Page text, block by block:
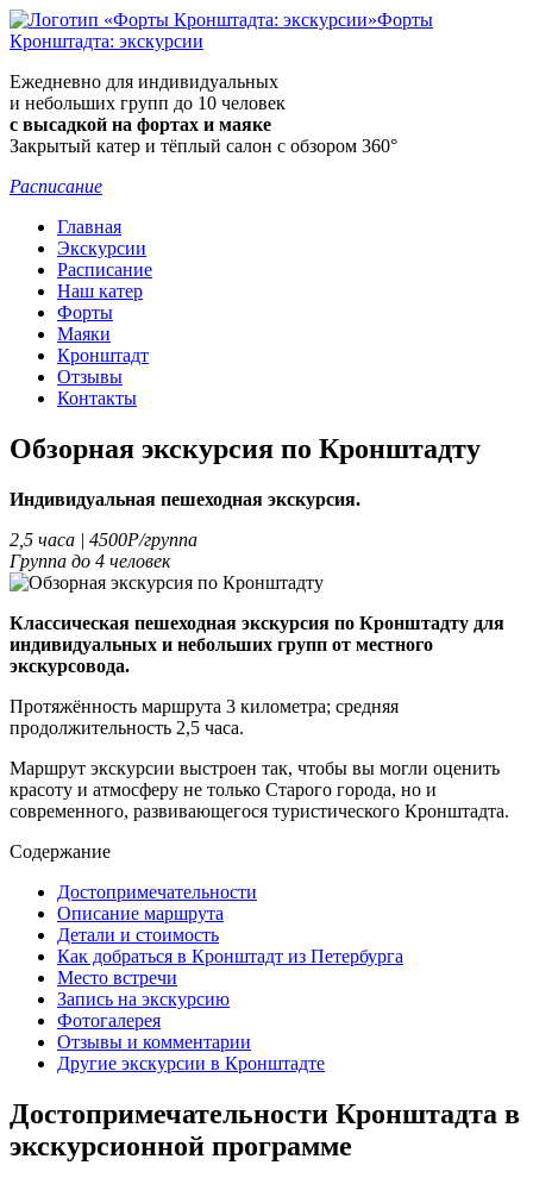
Форты
Кронштадта: экскурсии
Ежедневно для индивидуальных
и небольших групп до 10 человек
с высадкой на фортах и маяке
Закрытый катер и тёплый салон с обзором 360°
Расписание
Главная
Экскурсии
Расписание
Наш катер
Форты
Маяки
Кронштадт
Отзывы
Контакты
Обзорная экскурсия по Кронштадту
Индивидуальная пешеходная экскурсия.
2,5 часа | 4500Р/группа
Группа до 4 человек
Классическая пешеходная экскурсия по Кронштадту для
индивидуальных и небольших групп от местного
экскурсовода.
Протяжённость маршрута 3 километра; средняя
продолжительность 2,5 часа.
Маршрут экскурсии выстроен так, чтобы вы могли оценить
красоту и атмосферу не только Старого города, но и
современного, развивающегося туристического Кронштадта.
Содержание
Достопримечательности
Описание маршрута
Детали и стоимость
Как добраться в Кронштадт из Петербурга
Место встречи
Запись на экскурсию
Фотогалерея
Отзывы и комментарии
Другие экскурсии в Кронштадте
Достопримечательности Кронштадта в
экскурсионной программе